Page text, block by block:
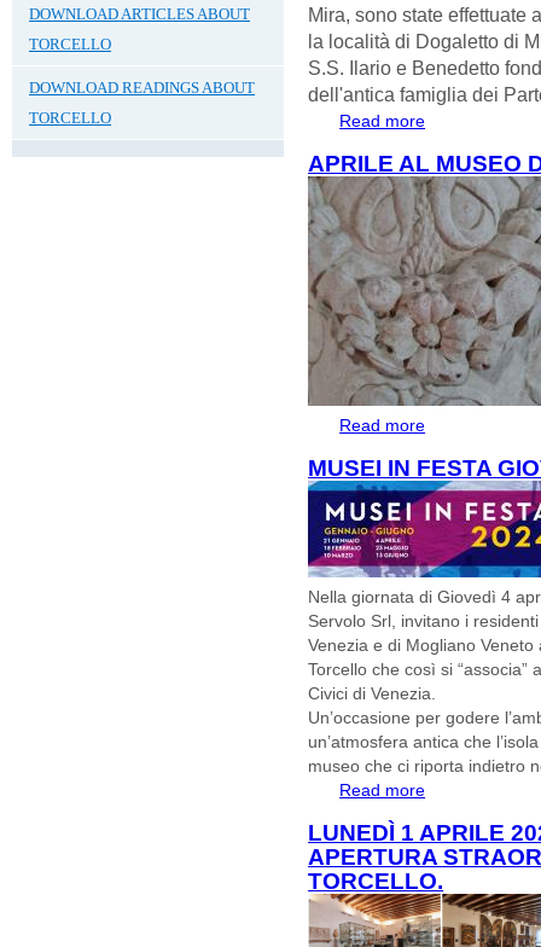
DOWNLOAD ARTICLES ABOUT
TORCELLO
DOWNLOAD READINGS ABOUT
TORCELLO
Mira, sono state effettuate
la località di Dogaletto di
S.S. Ilario e Benedetto
dell'antica famiglia dei
Read more
APRILE AL MUSEO
Read more
MUSEI IN FESTA
Nella giornata di Giovedì 4
Servolo Srl, invitano i
Venezia e di Mogliano
Torcello che così si
Civici di Venezia.
Un’occasione per godere
un’atmosfera antica che
museo che ci riporta indietro
Read more
LUNEDÌ 1 APRILE
APERTURA
TORCELLO.